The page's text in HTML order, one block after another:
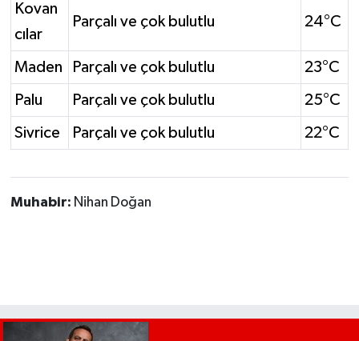
Kovan
cılar
Parçalı ve çok bulutlu 24°C
Maden Parçalı ve çok bulutlu 23°C
Palu Parçalı ve çok bulutlu 25°C
Sivrice Parçalı ve çok bulutlu 22°C
Muhabir: Nihan Doğan